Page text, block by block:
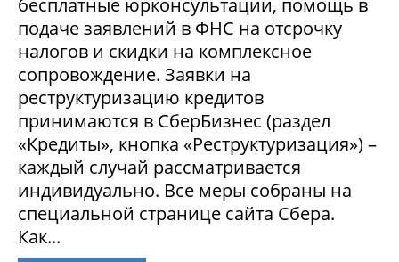
бесплатные юрконсультации, помощь в
подаче заявлений в ФНС на отсрочку
налогов и скидки на комплексное
сопровождение. Заявки на
реструктуризацию кредитов
принимаются в СберБизнес (раздел
«Кредиты», кнопка «Реструктуризация») –
каждый случай рассматривается
индивидуально. Все меры собраны на
специальной странице сайта Сбера.
Как...